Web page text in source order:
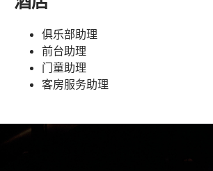
俱乐部助理
前台助理
门童助理
客房服务助理